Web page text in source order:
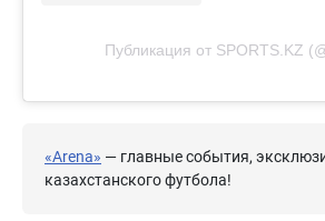
Публикация от SPORTS.KZ
«Arena» — главные события,
казахстанского футбола!